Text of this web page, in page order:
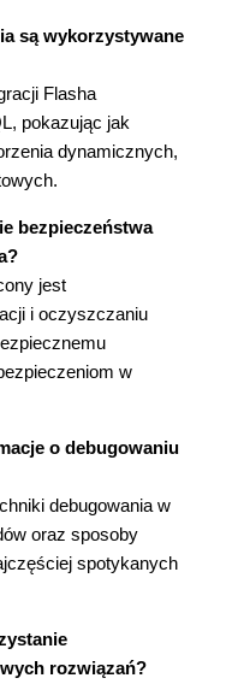
z MySQL-em (88)
MySQL (88)
MySQL (90)
(92)
(101)
w czasie
(104)
(105)
(105)
(108)
(108)
XML (109)
PHP (111)
ładującego obrazy
(115)
są wykorzystywane
Flasha
pokazując jak
dynamicznych,
bezpieczeństwa
jest
i oczyszczaniu
w
o debugowaniu
debugowania w
oraz sposoby
spotykanych
rozwiązań?